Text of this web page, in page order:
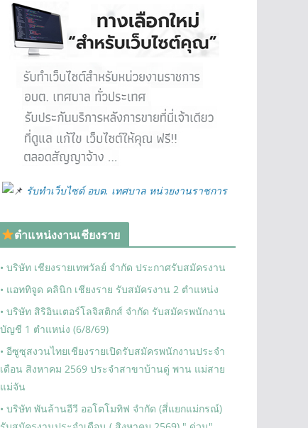
รับทำเว็บไซต์ อบต. เทศบาล หน่วยงานราชการ
ตำแหน่งงานเชียงราย
• บริษัท เชียงรายเทพวัลย์ จำกัด ประกาศรับสมัครงาน
• แอททิจูด คลินิก เชียงราย รับสมัครงาน 2 ตำแหน่ง
• บริษัท สิริอินเตอร์โลจิสติกส์ จำกัด รับสมัครพนักงาน
บัญชี 1 ตำแหน่ง (6/8/69)
• อีซูซุสงวนไทยเชียงรายเปิดรับสมัครพนักงานประจำ
เดือน สิงหาคม 2569 ประจำสาขาบ้านดู่ พาน แม่สาย
แม่จัน
• บริษัท พันล้านอีวี ออโตโมทิฟ จำกัด (สี่แยกแม่กรณ์)